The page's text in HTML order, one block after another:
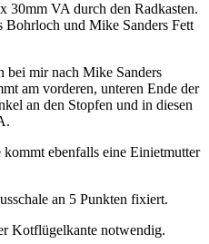
30mm VA durch den Radkasten.
Bohrloch und Mike Sanders Fett
bei mir nach Mike Sanders
am vorderen, unteren Ende der
an den Stopfen und in diesen
ebenfalls eine Einietmutter
an 5 Punkten fixiert.
Kotflügelkante notwendig.